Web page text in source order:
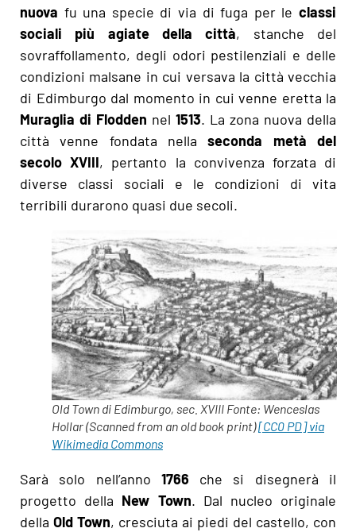
nuova fu una specie di via di fuga per le classi
sociali più agiate della città, stanche del
sovraffollamento, degli odori pestilenziali e delle
condizioni malsane in cui versava la città vecchia
di Edimburgo dal momento in cui venne eretta la
Muraglia di Flodden nel 1513. La zona nuova della
città venne fondata nellaseconda metà del
secolo XVIII, pertanto la convivenza forzata di
diverse classi sociali e le condizioni di vita
terribili durarono quasi due secoli.
Old Town di Edimburgo, sec. XVIII Fonte: Wenceslas
Hollar (Scanned from an old book print)[CC0 PD] via
Wikimedia Commons
Sarà solo nell’anno 1766 che si disegnerà il
progetto della New Town. Dal nucleo originale
della Old Town, cresciuta ai piedi del castello, con